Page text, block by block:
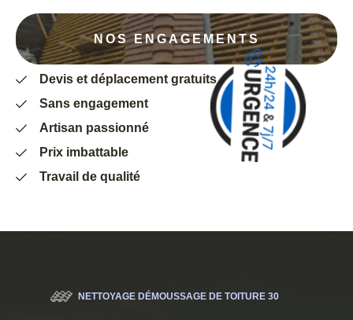
NOS ENGAGEMENTS
Devis et déplacement gratuits
Sans engagement
Artisan passionné
Prix imbattable
Travail de qualité
NETTOYAGE DÉMOUSSAGE DE TOITURE 30